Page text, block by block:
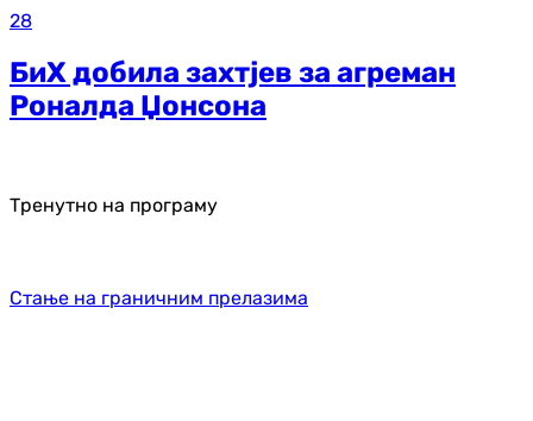
28
БиХ добила захтјев за агреман
Роналда Џонсона
Тренутно на програму
Стање на граничним прелазима